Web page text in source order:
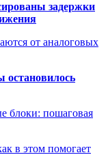
задержки
от аналоговых
остановилось
блоки: пошаговая
в этом помогает